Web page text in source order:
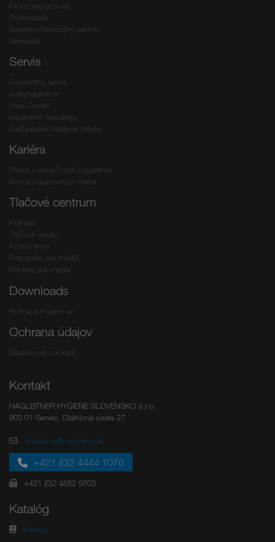
Film o spoločnosti
Dodávatelia
Exportný/obchodný partner
Strediská
Servis
Excelentný servis
edibyhagleitner
Help Center
Hagleitner Academy
Najčastejšie kladené otázky
Kariéra
Práca v spoločnosti Hagleitner
Ponuky pracovných miest
Tlačové centrum
Prehľad
Tlačové správy
Portrét firmy
Fotografie pre médiá
Kontakt pre médiá
Downloads
Knižnica Hagleitner
Ochrana údajov
Nastavenia cookies
Kontakt
HAGLEITNER HYGIENE SLOVENSKO s.r.o.
903 01 Senec, Dialnicná cesta 27
bratislava@hagleitner.sk
+421 (0)2 4444 1076
+421 (0)2 4552 9703
Katalóg
Katalóg